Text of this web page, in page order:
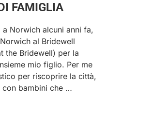
FAMIGLIA
Norwich alcuni anni fa,
al Bridewell
the Bridewell) per la
mio figlio. Per me
per riscoprire la città,
con bambini che …